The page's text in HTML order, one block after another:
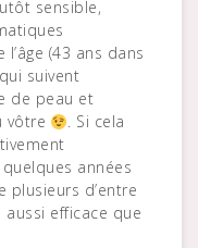
sensible,
(43 ans dans
suivent
de peau et
vôtre
. Si cela
années
plusieurs d’entre
aussi efficace que